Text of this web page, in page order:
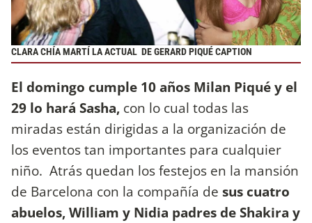
CLARA CHÍA MARTÍ LA ACTUAL DE GERARD PIQUÉ CAPTION
El domingo cumple 10 años Milan Piqué y el
29 lo hará Sasha, con lo cual todas las
miradas están dirigidas a la organización de
los eventos tan importantes para cualquier
niño. Atrás quedan los festejos en la mansión
de Barcelona con la compañía de sus cuatro
abuelos, William y Nidia padres de Shakira y